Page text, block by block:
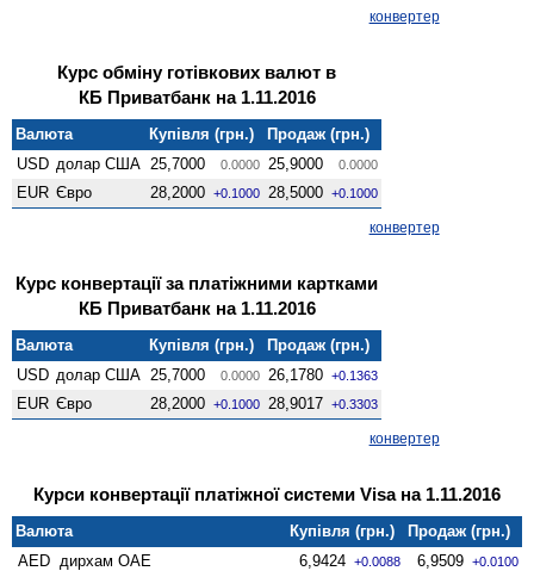
конвертер
Курс обміну готівкових валют в
КБ Приватбанк на 1.11.2016
Валюта Купівля (грн.)
Продаж (грн.)
USD долар США 25,7000 0.0000 25,9000 0.0000
EUR Євро 28,2000 +0.1000 28,5000 +0.1000
конвертер
Курс конвертації за платіжними картками
КБ Приватбанк на 1.11.2016
Валюта Купівля (грн.)
Продаж (грн.)
USD долар США 25,7000 0.0000 26,1780 +0.1363
EUR Євро 28,2000 +0.1000 28,9017 +0.3303
конвертер
Курси конвертації платіжної системи Visa на 1.11.2016
Валюта Купівля (грн.)
Продаж (грн.)
AED дирхам ОАЕ 6,9424 +0.0088 6,9509 +0.0100